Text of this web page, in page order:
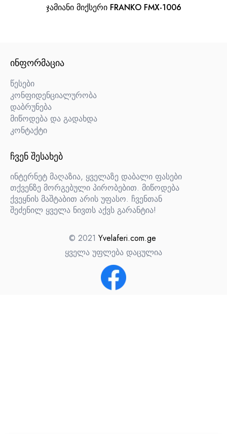
ჯამიანი მიქსერი FRANKO FMX-1006
ᲘᲜᲤᲝᲠᲛᲐᲪᲘᲐ
წესები
კონფიდენციალურობა
დაბრუნება
მიწოდება და გადახდა
კონტაქტი
ᲩᲕᲔᲜ ᲨᲔᲡᲐᲮᲔᲑ
ინტერნეტ მაღაზია, ყველაზე დაბალი ფასები
თქვენზე მორგებული პირობებით. მიწოდება
ქვეყნის მაშტაბით არის უფასო. ჩვენთან
შეძენილ ყველა ნივთს აქვს გარანტია!
© 2021 Yvelaferi.com.ge
ყველა უფლება დაცულია